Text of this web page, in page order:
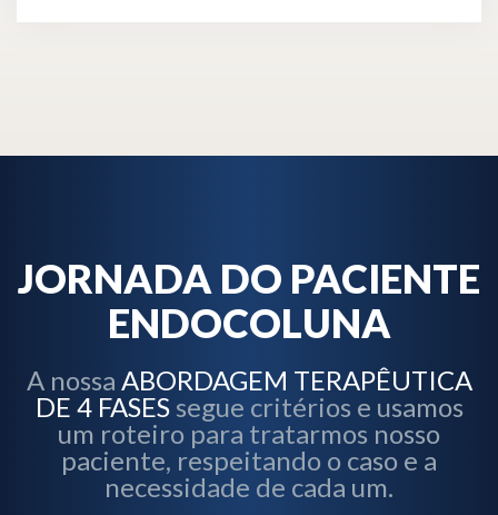
JORNADA DO PACIENTE
ENDOCOLUNA
A nossa ABORDAGEM TERAPÊUTICA
DE 4 FASESsegue critérios e usamos
um roteiro para tratarmos nosso
paciente, respeitando o caso e a
necessidade de cada um.